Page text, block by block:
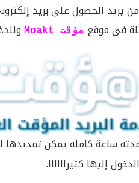
يريد الحصول على بريد
فى موقع مؤقت Moakt
ساعة كامله يمكن تمديدها
إليها كثيراااااا.